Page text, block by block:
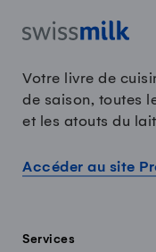
Votre livre de
de saison, toutes
et les atouts du
Accéder au site
Services